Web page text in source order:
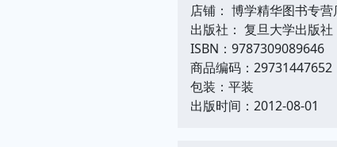
店铺： 博学精华图书专营
出版社： 复旦大学出版社
ISBN：9787309089646
商品编码：29731447652
包装：平装
出版时间：2012-08-01